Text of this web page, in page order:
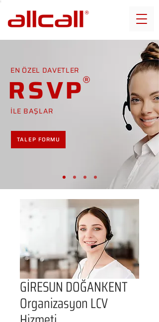
EN ÖZEL DAVETLER
RSVP
İLE BAŞLAR
TALEP FORMU
GİRESUN DOĞANKENT
Organizasyon LCV